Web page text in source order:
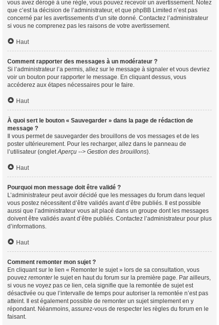
vous avez dérogé à une règle, vous pouvez recevoir un avertissement. Notez
que c’est la décision de l’administrateur, et que phpBB Limited n’est pas
concerné par les avertissements d’un site donné. Contactez l’administrateur
si vous ne comprenez pas les raisons de votre avertissement.
Haut
Comment rapporter des messages à un modérateur ?
Si l’administrateur l’a permis, allez sur le message à signaler et vous devriez
voir un bouton pour rapporter le message. En cliquant dessus, vous
accéderez aux étapes nécessaires pour le faire.
Haut
À quoi sert le bouton « Sauvegarder » dans la page de rédaction de
message ?
Il vous permet de sauvegarder des brouillons de vos messages et de les
poster ultérieurement. Pour les recharger, allez dans le panneau de
l’utilisateur (ongletAperçu --> Gestion des brouillons).
Haut
Pourquoi mon message doit être validé ?
L’administrateur peut avoir décidé que les messages du forum dans lequel
vous postez nécessitent d’être validés avant d’être publiés. Il est possible
aussi que l’administrateur vous ait placé dans un groupe dont les messages
doivent être validés avant d’être publiés. Contactez l’administrateur pour plus
d’informations.
Haut
Comment remonter mon sujet ?
En cliquant sur le lien « Remonter le sujet » lors de sa consultation, vous
pouvez remonterle sujet en haut du forum sur la première page. Par ailleurs,
si vous ne voyez pas ce lien, cela signifie que la remontée de sujet est
désactivée ou que l’intervalle de temps pour autoriser la remontée n’est pas
atteint. Il est également possible de remonter un sujet simplement en y
répondant. Néanmoins, assurez-vous de respecter les règles du forum en le
faisant.